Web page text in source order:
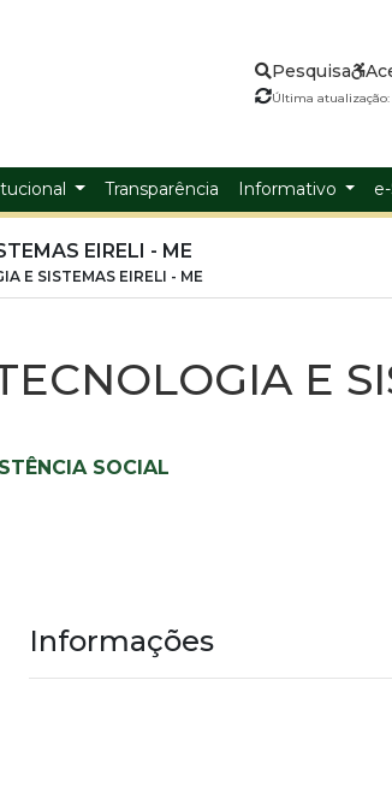
Pesquisa
Última atualização:
Transparência Informativo
EIRELI - ME
E SISTEMAS EIRELI - ME
E
SOCIAL
Informações